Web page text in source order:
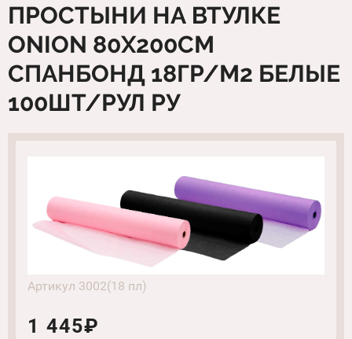
ПРОСТЫНИ НА ВТУЛКЕ
ONION 80Х200СМ
СПАНБОНД 18ГР/М2 БЕЛЫЕ
100ШТ/РУЛ РУ
Артикул 3002(18 пл)
1 445₽